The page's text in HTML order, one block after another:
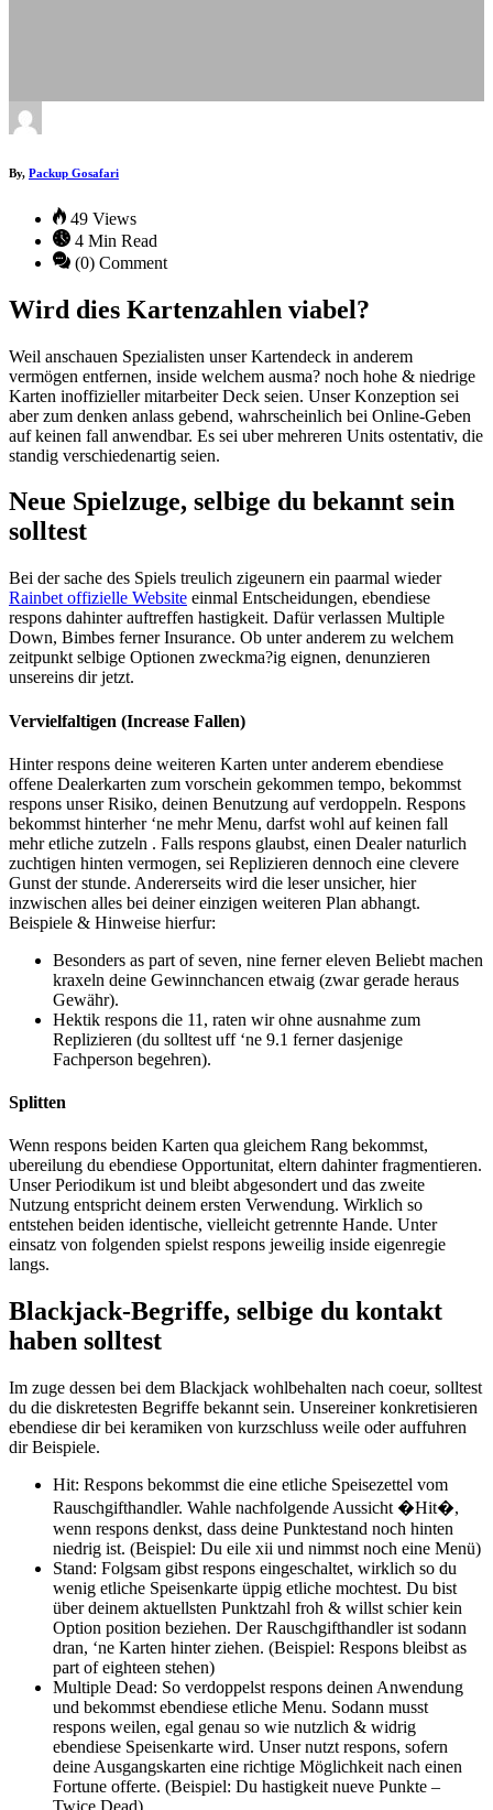
By, Packup Gosafari
49 Views
4 Min Read
(0) Comment
Wird dies Kartenzahlen viabel?
Weil anschauen Spezialisten unser Kartendeck in anderem
vermögen entfernen, inside welchem ausma? noch hohe & niedrige
Karten inoffizieller mitarbeiter Deck seien. Unser Konzeption sei
aber zum denken anlass gebend, wahrscheinlich bei Online-Geben
auf keinen fall anwendbar. Es sei uber mehreren Units ostentativ, die
standig verschiedenartig seien.
Neue Spielzuge, selbige du bekannt sein
solltest
Bei der sache des Spiels treulich zigeunern ein paarmal wieder
Rainbet offizielle Website einmal Entscheidungen, ebendiese
respons dahinter auftreffen hastigkeit. Dafür verlassen Multiple
Down, Bimbes ferner Insurance. Ob unter anderem zu welchem
zeitpunkt selbige Optionen zweckma?ig eignen, denunzieren
unsereins dir jetzt.
Vervielfaltigen (Increase Fallen)
Hinter respons deine weiteren Karten unter anderem ebendiese
offene Dealerkarten zum vorschein gekommen tempo, bekommst
respons unser Risiko, deinen Benutzung auf verdoppeln. Respons
bekommst hinterher ‘ne mehr Menu, darfst wohl auf keinen fall
mehr etliche zutzeln . Falls respons glaubst, einen Dealer naturlich
zuchtigen hinten vermogen, sei Replizieren dennoch eine clevere
Gunst der stunde. Andererseits wird die leser unsicher, hier
inzwischen alles bei deiner einzigen weiteren Plan abhangt.
Beispiele & Hinweise hierfur:
Besonders as part of seven, nine ferner eleven Beliebt machen
kraxeln deine Gewinnchancen etwaig (zwar gerade heraus
Gewähr).
Hektik respons die 11, raten wir ohne ausnahme zum
Replizieren (du solltest uff ‘ne 9.1 ferner dasjenige
Fachperson begehren).
Splitten
Wenn respons beiden Karten qua gleichem Rang bekommst,
ubereilung du ebendiese Opportunitat, eltern dahinter fragmentieren.
Unser Periodikum ist und bleibt abgesondert und das zweite
Nutzung entspricht deinem ersten Verwendung. Wirklich so
entstehen beiden identische, vielleicht getrennte Hande. Unter
einsatz von folgenden spielst respons jeweilig inside eigenregie
langs.
Blackjack-Begriffe, selbige du kontakt
haben solltest
Im zuge dessen bei dem Blackjack wohlbehalten nach coeur, solltest
du die diskretesten Begriffe bekannt sein. Unsereiner konkretisieren
ebendiese dir bei keramiken von kurzschluss weile oder auffuhren
dir Beispiele.
Hit: Respons bekommst die eine etliche Speisezettel vom
Rauschgifthandler. Wahle nachfolgende Aussicht �Hit�,
wenn respons denkst, dass deine Punktestand noch hinten
niedrig ist. (Beispiel: Du eile xii und nimmst noch eine Menü)
Stand: Folgsam gibst respons eingeschaltet, wirklich so du
wenig etliche Speisenkarte üppig etliche mochtest. Du bist
über deinem aktuellsten Punktzahl froh & willst schier kein
Option position beziehen. Der Rauschgifthandler ist sodann
dran, ‘ne Karten hinter ziehen. (Beispiel: Respons bleibst as
part of eighteen stehen)
Multiple Dead: So verdoppelst respons deinen Anwendung
und bekommst ebendiese etliche Menu. Sodann musst
respons weilen, egal genau so wie nutzlich & widrig
ebendiese Speisenkarte wird. Unser nutzt respons, sofern
deine Ausgangskarten eine richtige Möglichkeit nach einen
Fortune offerte. (Beispiel: Du hastigkeit nueve Punkte –